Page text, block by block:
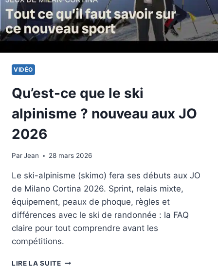
VIDÉO
Qu’est-ce que le ski
alpinisme ? nouveau aux JO
2026
ParJean
18 février 202628 mars 2026
Le ski-alpinisme (skimo) fera ses débuts aux JO
de Milano Cortina 2026. Sprint, relais mixte,
équipement, peaux de phoque, règles et
différences avec le ski de randonnée : la FAQ
claire pour tout comprendre avant les
compétitions.
LIRE LA SUITEQU’EST-